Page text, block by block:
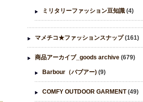
ミリタリーファッション豆知識 (4)
マメチコ★ファッションスナップ(161)
商品アーカイブ_goods archive (679)
Barbour（バブアー) (9)
COMFY OUTDOOR GARMENT(49)